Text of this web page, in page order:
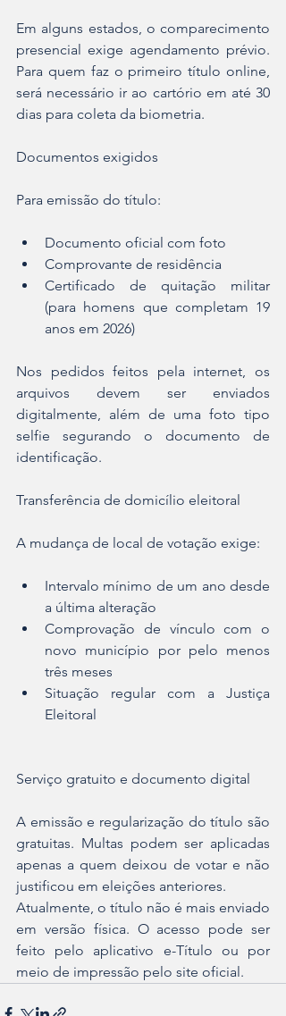
Em alguns estados, o comparecimento
presencial exige agendamento prévio.
Para quem faz o primeiro título online,
será necessário ir ao cartório em até 30
dias para coleta da biometria.
Documentos exigidos
Para emissão do título:
Documento oficial com foto
Comprovante de residência
Certificado de quitação militar
(para homens que completam 19
anos em 2026)
Nos pedidos feitos pela internet, os
arquivos devem ser enviados
digitalmente, além de uma foto tipo
selfie segurando o documento de
identificação.
Transferência de domicílio eleitoral
A mudança de local de votação exige:
Intervalo mínimo de um ano desde
a última alteração
Comprovação de vínculo com o
novo município por pelo menos
três meses
Situação regular com a Justiça
Eleitoral
Serviço gratuito e documento digital
A emissão e regularização do título são
gratuitas. Multas podem ser aplicadas
apenas a quem deixou de votar e não
justificou em eleições anteriores.
Atualmente, o título não é mais enviado
em versão física. O acesso pode ser
feito pelo aplicativo e-Título ou por
meio de impressão pelo site oficial.